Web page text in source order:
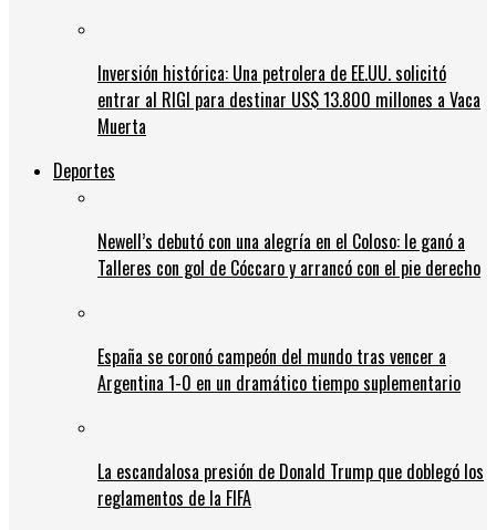
Inversión histórica: Una petrolera de EE.UU. solicitó
entrar al RIGI para destinar US$ 13.800 millones a Vaca
Muerta
Deportes
Newell’s debutó con una alegría en el Coloso: le ganó a
Talleres con gol de Cóccaro y arrancó con el pie derecho
España se coronó campeón del mundo tras vencer a
Argentina 1-0 en un dramático tiempo suplementario
La escandalosa presión de Donald Trump que doblegó los
reglamentos de la FIFA